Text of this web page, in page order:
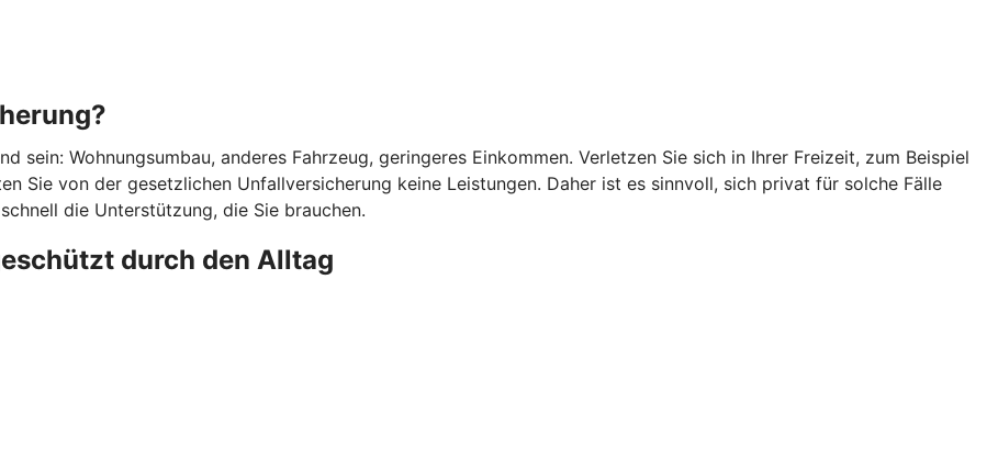
sein: Wohnungsumbau, anderes Fahrzeug, geringeres Einkommen. Verletzen Sie sich in Ihrer Freizeit, zum Beispiel
Sie von der gesetzlichen Unfallversicherung keine Leistungen. Daher ist es sinnvoll, sich privat für solche Fälle
die Unterstützung, die Sie brauchen.
durch den Alltag